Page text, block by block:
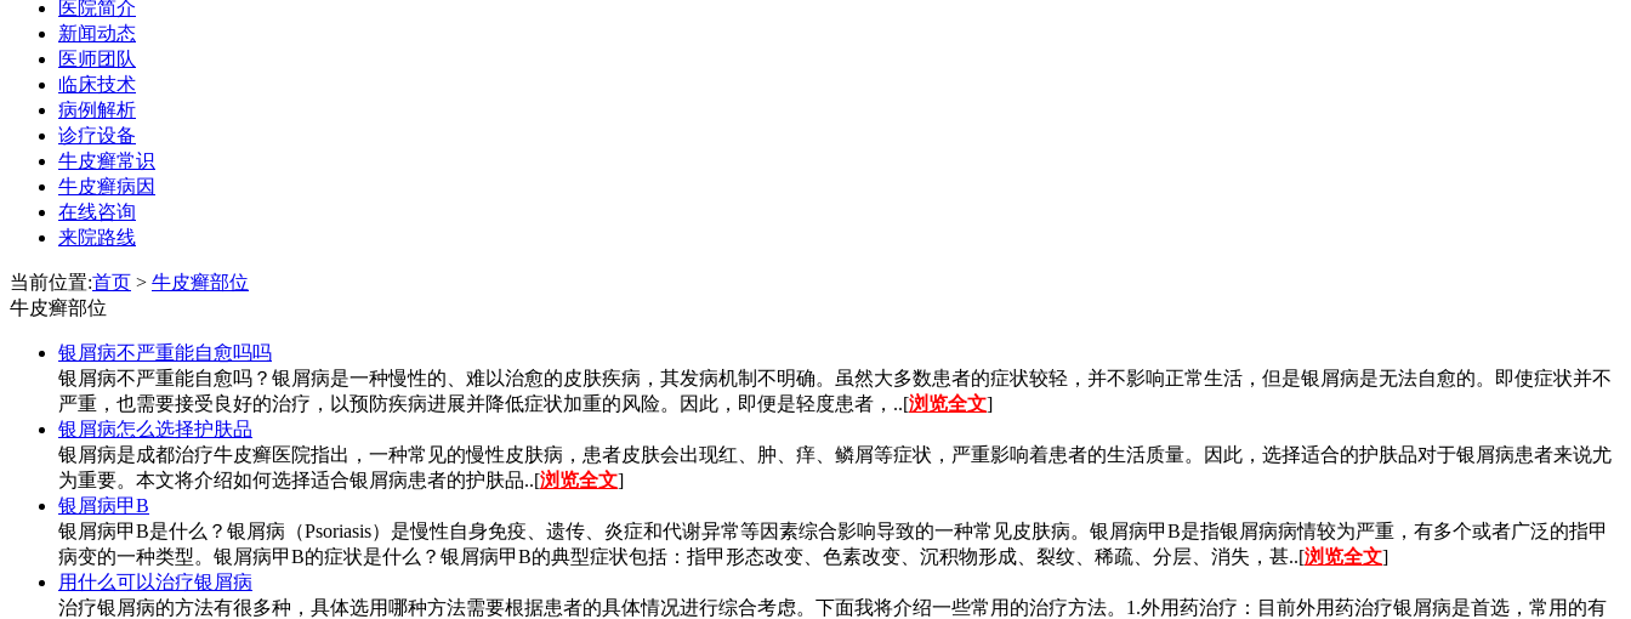
医院简介
新闻动态
医师团队
临床技术
病例解析
诊疗设备
牛皮癣常识
牛皮癣病因
在线咨询
来院路线
当前位置:首页 > 牛皮癣部位
牛皮癣部位
银屑病不严重能自愈吗吗
银屑病不严重能自愈吗？银屑病是一种慢性的、难以治愈的皮肤疾病，其发病机制不明确。虽然大多数患者的症状较轻，并不影响正常生活，但是银屑病是无法自愈的。即使症状并不
严重，也需要接受良好的治疗，以预防疾病进展并降低症状加重的风险。因此，即便是轻度患者，..[浏览全文]
银屑病怎么选择护肤品
银屑病是成都治疗牛皮癣医院指出，一种常见的慢性皮肤病，患者皮肤会出现红、肿、痒、鳞屑等症状，严重影响着患者的生活质量。因此，选择适合的护肤品对于银屑病患者来说尤
为重要。本文将介绍如何选择适合银屑病患者的护肤品..[浏览全文]
银屑病甲B
银屑病甲B是什么？银屑病（Psoriasis）是慢性自身免疫、遗传、炎症和代谢异常等因素综合影响导致的一种常见皮肤病。银屑病甲B是指银屑病病情较为严重，有多个或者广泛的指甲
病变的一种类型。银屑病甲B的症状是什么？银屑病甲B的典型症状包括：指甲形态改变、色素改变、沉积物形成、裂纹、稀疏、分层、消失，甚..[浏览全文]
用什么可以治疗银屑病
治疗银屑病的方法有很多种，具体选用哪种方法需要根据患者的具体情况进行综合考虑。下面我将介绍一些常用的治疗方法。1.外用药治疗：目前外用药治疗银屑病是首选，常用的有